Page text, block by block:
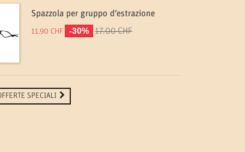
Spazzola per gruppo d’estrazione
11.90 CHF -30% 17.00 CHF
SPECIALI